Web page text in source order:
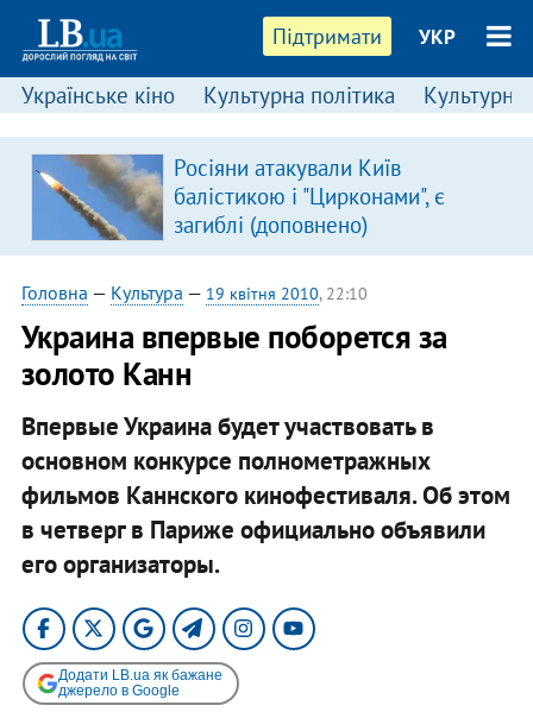
Підтримати УКР
Українське кіно Культурна політика Культурні
Росіяни атакували Київ
балістикою і "Цирконами", є
загиблі (доповнено)
Головна — Культура — 19 квітня 2010, 22:10
Украина впервые поборется за
золото Канн
Впервые Украина будет участвовать в
основном конкурсе полнометражных
фильмов Каннского кинофестиваля. Об этом
в четверг в Париже официально объявили
его организаторы.
Додати LB.ua як бажане
джерело в Google